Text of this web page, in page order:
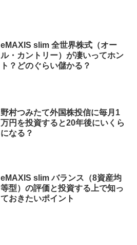
eMAXIS slim 全世界株式（オー
ル・カントリー）が凄いってホン
ト？どのぐらい儲かる？
野村つみたて外国株投信に毎月1
万円を投資すると20年後にいくら
になる？
eMAXIS slim バランス（8資産均
等型）の評価と投資する上で知っ
ておきたいポイント